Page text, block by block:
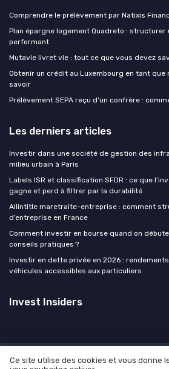
Comprendre le prélèvement par Natixis
Plan épargne logement Quadreto : structurer
performant
Mutavie livret vie : tout ce que vous devez
Obtenir un crédit au Luxembourg en tant
savoir
Prélèvement SEPA reçu d’un confrère :
Les derniers articles
Investir dans une société de gestion des
milieu urbain à Paris
Labels ISR et classification SFDR : ce que
gagne et perd à filtrer par la durabilité
Allintitle maretraite-entreprise : comment
d’entreprise en France
Comment investir en bourse quand on
conseils pratiques ?
Investir en dette privée en 2026 :
véhicules accessibles aux particuliers
Invest Insiders
Mentions légales Politique de
Ce site utilise des cookies et vous donne